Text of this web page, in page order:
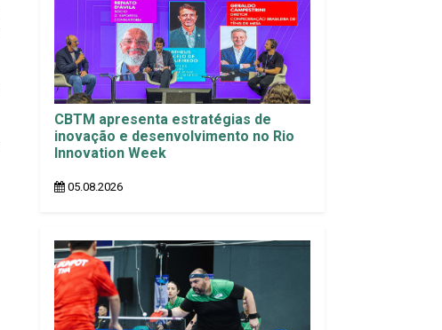
CBTM apresenta estratégias de
inovação e desenvolvimento no Rio
Innovation Week
05.08.2026